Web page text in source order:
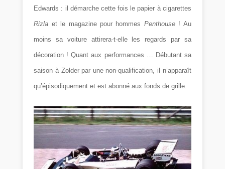
Edwards : il démarche cette fois le papier à cigarettes
Rizla et le magazine pour hommes Penthouse! Au
moins sa voiture attirera-t-elle les regards par sa
décoration ! Quant aux performances … Débutant sa
saison à Zolder par une non-qualification, il n’apparaît
qu’épisodiquement et est abonné aux fonds de grille.